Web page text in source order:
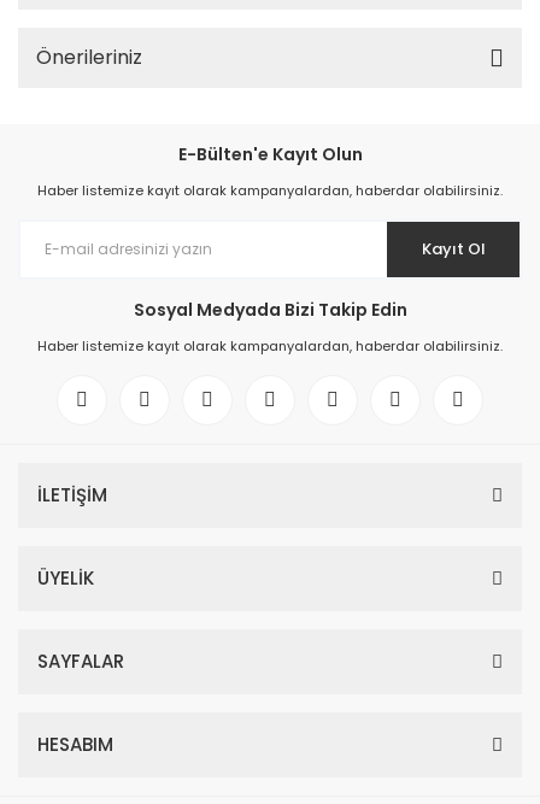
Önerileriniz
E-Bülten'e Kayıt Olun
Haber listemize kayıt olarak kampanyalardan, haberdar olabilirsiniz.
Kayıt Ol
Sosyal Medyada Bizi Takip Edin
Haber listemize kayıt olarak kampanyalardan, haberdar olabilirsiniz.
İLETİŞİM
ÜYELİK
SAYFALAR
HESABIM